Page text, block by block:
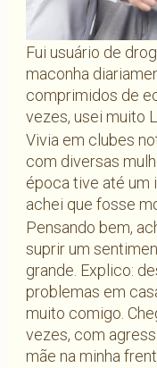
Fui usuário de
maconha
comprimidos de
vezes, usei muito
Vivia em clubes
com diversas
época tive até um
achei que fosse
Pensando bem,
suprir um
grande. Explico:
problemas em
muito comigo.
vezes, com
mãe na minha